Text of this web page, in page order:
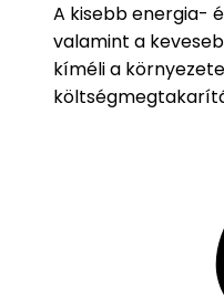
A kisebb energia-
valamint a
kíméli a